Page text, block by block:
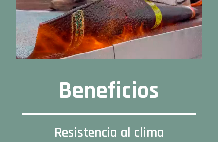
Beneficios
Resistencia al clima